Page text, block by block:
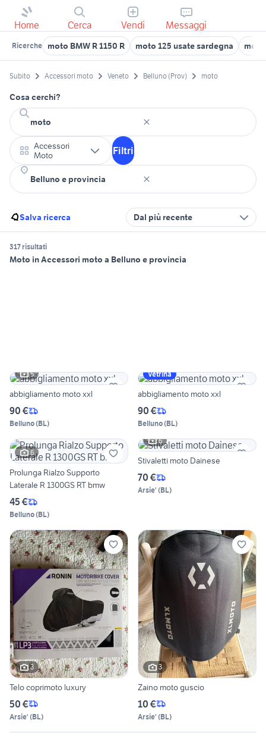
Home Cerca Vendi Messaggi
Ricerche moto BMW R 1150 R moto 125 usate sardegna
Subito Accessori moto Veneto Belluno (Prov) moto
Cosa cerchi?
Accessori
Moto
Filtri
Salva ricerca Dal più recente
317 risultati
Moto in Accessori moto a Belluno e provincia
5
abbigliamento moto xxl
90 €
Belluno(BL)
Vetrina
abbigliamento moto xxl
90 €
Belluno(BL)
6
Prolunga Rialzo Supporto
Laterale R 1300GS RT bmw
45 €
Belluno(BL)
6
Stivaletti moto Dainese
70 €
Arsie' (BL)
3
Telo coprimoto luxury
50 €
Arsie' (BL)
3
Zaino moto guscio
10 €
Arsie' (BL)